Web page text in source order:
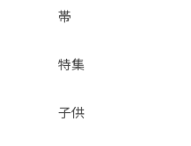
帯
特集
子供